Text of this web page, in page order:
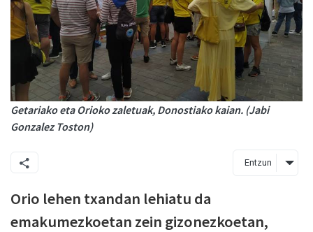
Getariako eta Orioko zaletuak, Donostiako kaian. (Jabi
Gonzalez Toston)
Entzun
Orio lehen txandan lehiatu da
emakumezkoetan zein gizonezkoetan,